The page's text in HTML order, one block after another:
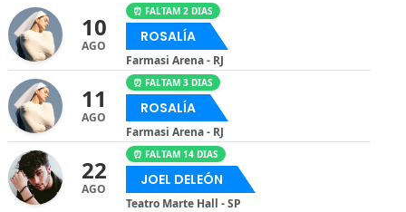
10
AGO
⏰ FALTAM 2 DIAS
ROSALÍA
Farmasi Arena - RJ
11
AGO
⏰ FALTAM 3 DIAS
ROSALÍA
Farmasi Arena - RJ
22
AGO
⏰ FALTAM 14 DIAS
JOEL DELEÓN
Teatro Marte Hall - SP